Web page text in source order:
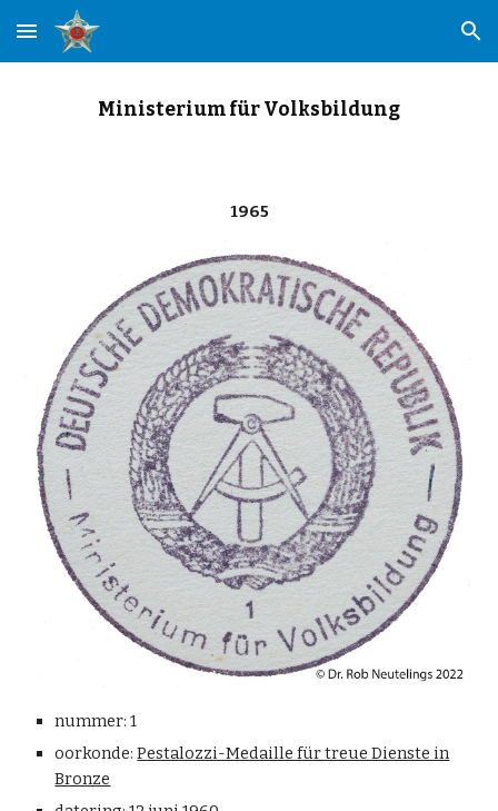
Skip to main content Skip to navigation
Ministerium für Volksbildung
1965
nummer: 1
oorkonde:Pestalozzi-Medaille für treue Dienste in
Bronze